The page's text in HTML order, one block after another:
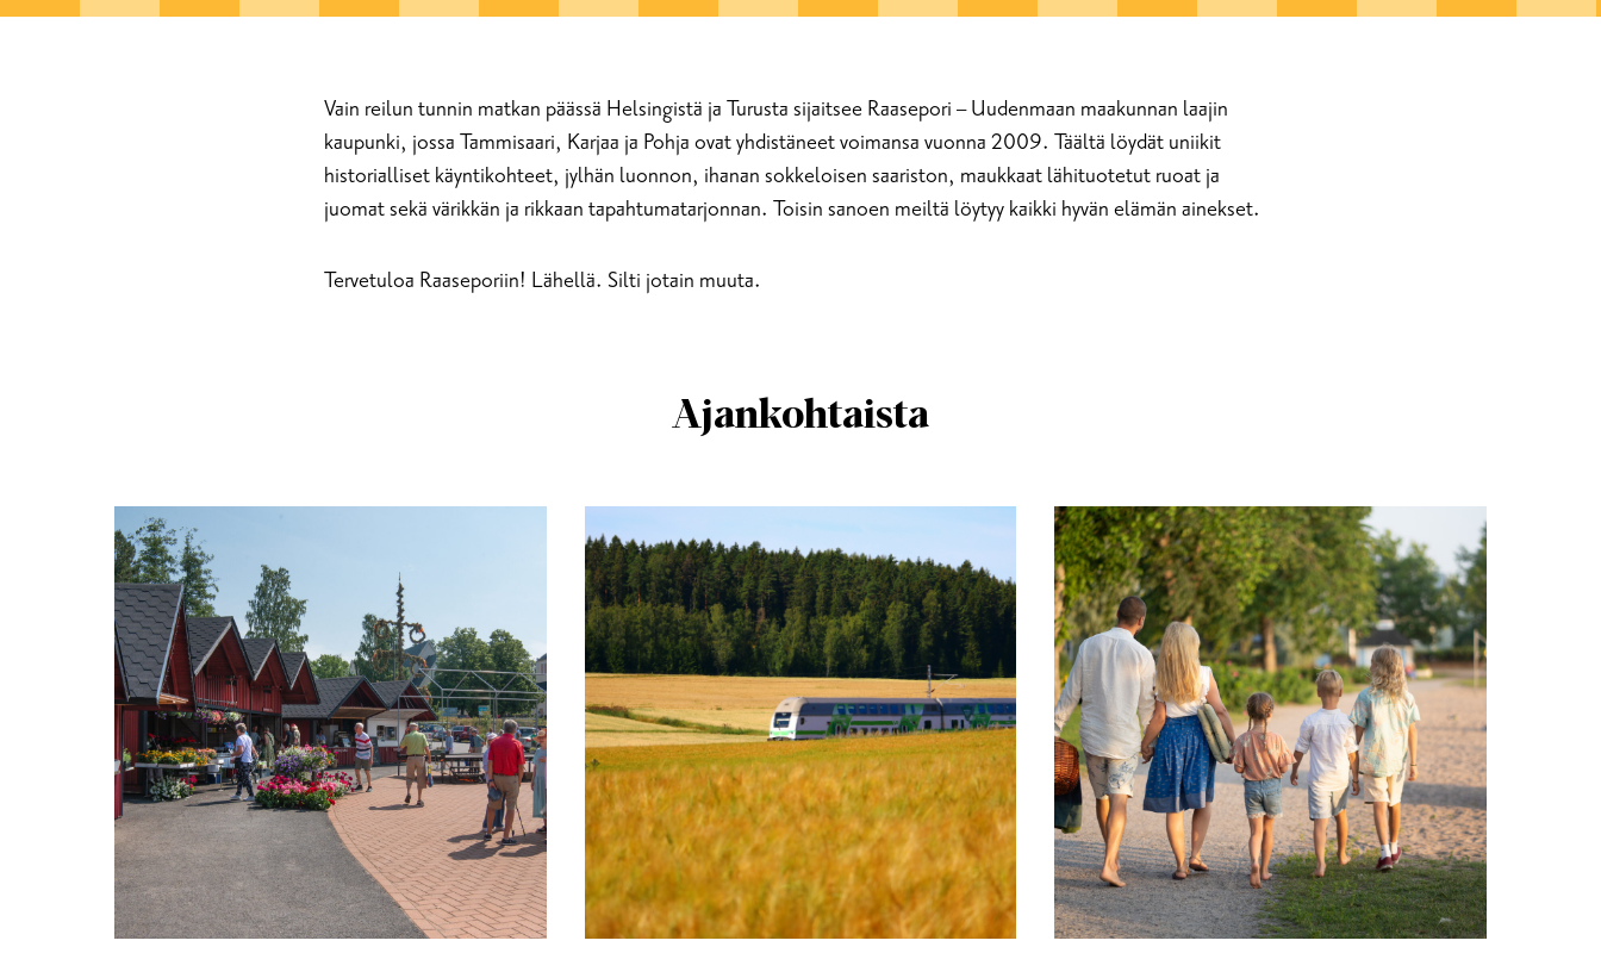
Vain reilun tunnin matkan päässä Helsingistä ja Turusta sijaitsee Raasepori – Uudenmaan maakunnan laajin
kaupunki, jossa Tammisaari, Karjaa ja Pohja ovat yhdistäneet voimansa vuonna 2009. Täältä löydät uniikit
historialliset käyntikohteet, jylhän luonnon, ihanan sokkeloisen saariston, maukkaat lähituotetut ruoat ja
juomat sekä värikkän ja rikkaan tapahtumatarjonnan. Toisin sanoen meiltä löytyy kaikki hyvän elämän ainekset.
Tervetuloa Raaseporiin! Lähellä. Silti jotain muuta.
Ajankohtaista